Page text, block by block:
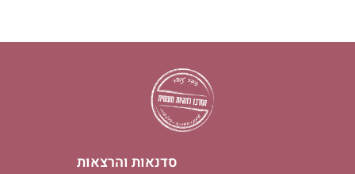
סדנאות והרצאות